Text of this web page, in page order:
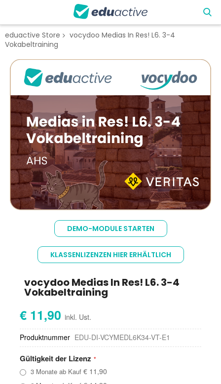
eduactive Store
vocydoo Medias In Res! L6. 3-4
Vokabeltraining
Zum
Ende
Bildgalerie
springen
DEMO-MODULE STARTEN
KLASSENLIZENZEN HIER ERHÄLTLICH
vocydoo Medias In Res! L6. 3-4
Vokabeltraining
€ 11,90
Produktnummer EDU-DI-VCYMEDL6K34-VT-E1
Gültigkeit der Lizenz
3 Monate ab Kauf € 11,90